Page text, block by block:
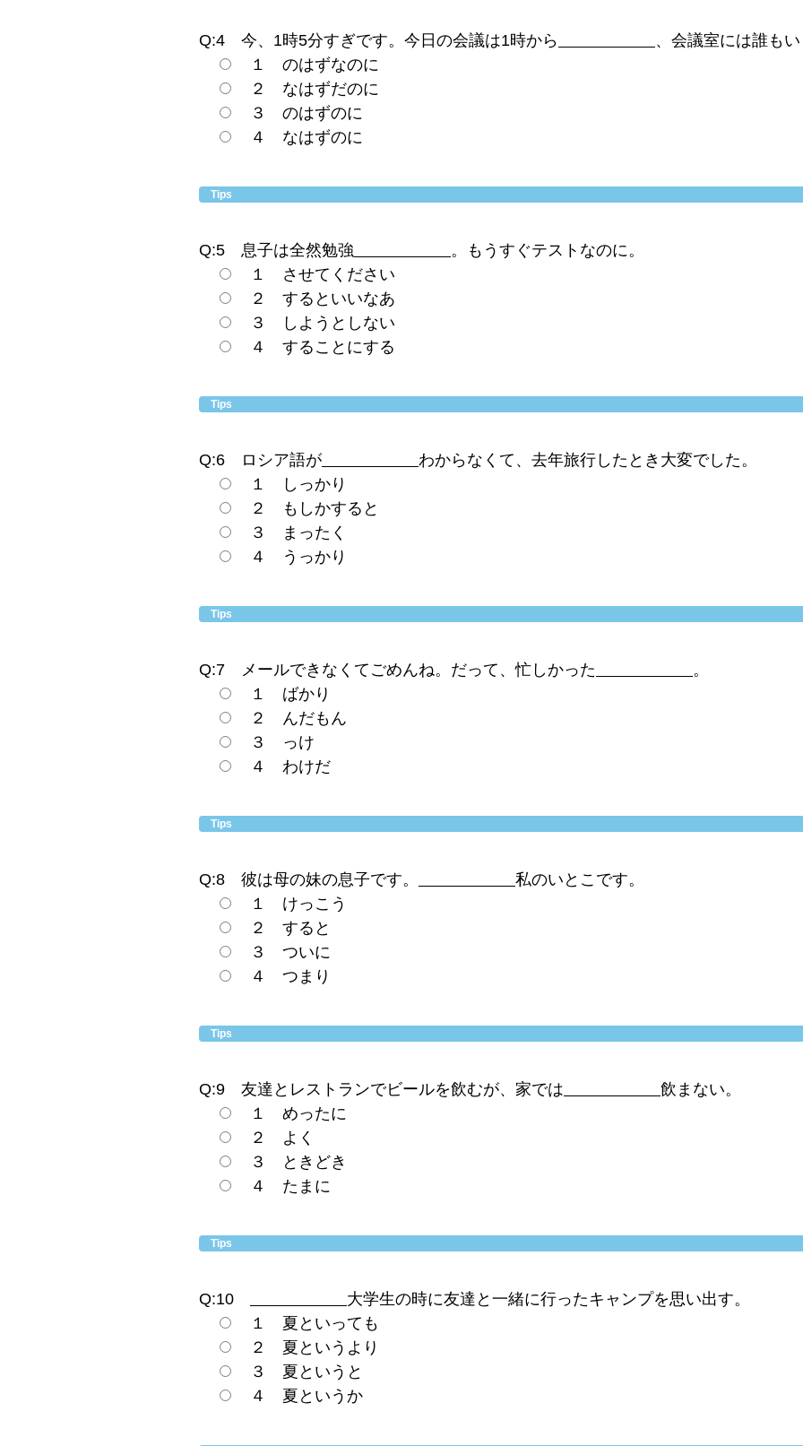
Q:4 今、1時5分すぎです。今日の会議は1時から
、会議室には誰も
１ のはずなのに
２ なはずだのに
３ のはずのに
４ なはずのに
Tips
Q:5 息子は全然勉強
。もうすぐテストなのに。
１ させてください
２ するといいなあ
３ しようとしない
４ することにする
Tips
Q:6 ロシア語が
わからなくて、去年旅行したとき大変でした。
１ しっかり
２ もしかすると
３ まったく
４ うっかり
Tips
Q:7 メールできなくてごめんね。だって、忙しかった
。
１ ばかり
２ んだもん
３ っけ
４ わけだ
Tips
Q:8 彼は母の妹の息子です。
私のいとこです。
１ けっこう
２ すると
３ ついに
４ つまり
Tips
Q:9 友達とレストランでビールを飲むが、家では
飲まない。
１ めったに
２ よく
３ ときどき
４ たまに
Tips
Q:10
大学生の時に友達と一緒に行ったキャンプを思い出す。
１ 夏といっても
２ 夏というより
３ 夏というと
４ 夏というか